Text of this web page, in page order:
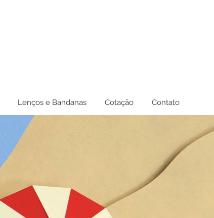
Lenços e Bandanas Cotação Contato